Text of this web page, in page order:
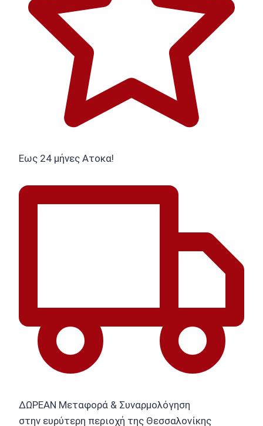
Εως 24 μήνες Ατοκα!
ΔΩΡΕΑΝ Μεταφορά & Συναρμολόγηση
στην ευρύτερη περιοχή της Θεσσαλονίκης